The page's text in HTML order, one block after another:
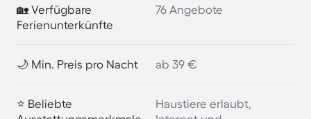
🏡 Verfügbare
Ferienunterkünfte
76 Angebote
🌙 Min. Preis pro Nacht ab 39 €
⭐ Beliebte
Haustiere erlaubt,